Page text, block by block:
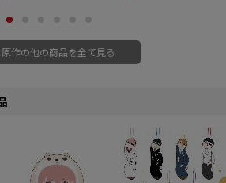
作の他の商品を全て見る